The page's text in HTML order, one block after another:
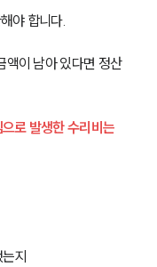
야 합니다.
액이 남아 있다면 정산
로 발생한 수리비는
지